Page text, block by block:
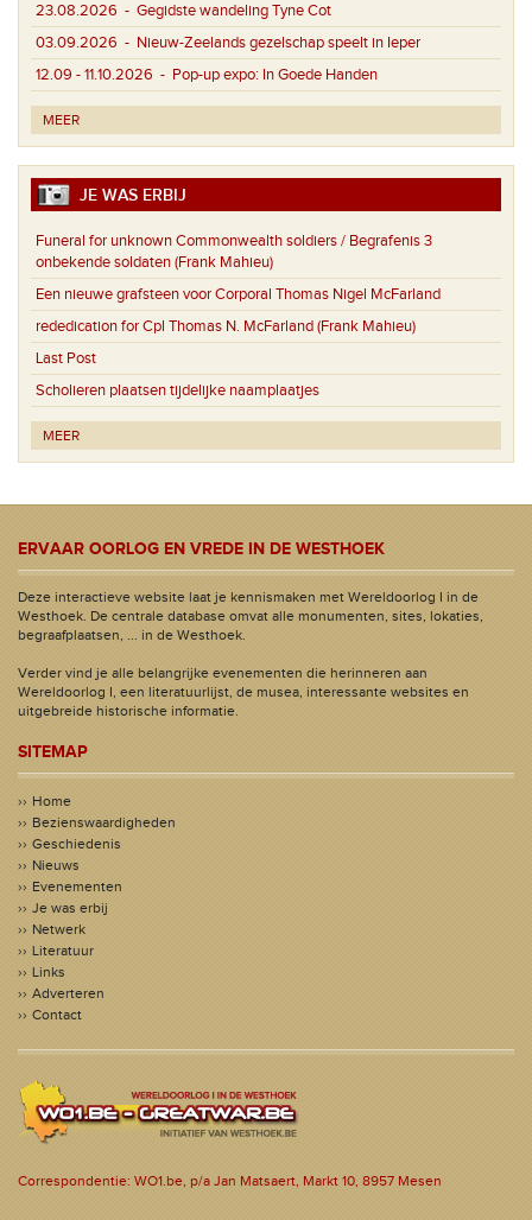
23.08.2026 - Gegidste wandeling Tyne Cot
03.09.2026 - Nieuw-Zeelands gezelschap speelt in Ieper
12.09 - 11.10.2026 - Pop-up expo: In Goede Handen
MEER
JE WAS ERBIJ
Funeral for unknown Commonwealth soldiers / Begrafenis 3
onbekende soldaten (Frank Mahieu)
Een nieuwe grafsteen voor Corporal Thomas Nigel McFarland
rededication for Cpl Thomas N. McFarland (Frank Mahieu)
Last Post
Scholieren plaatsen tijdelijke naamplaatjes
MEER
ERVAAR OORLOG EN VREDE IN DE WESTHOEK
Deze interactieve website laat je kennismaken met Wereldoorlog I in de
Westhoek. De centrale database omvat alle monumenten, sites, lokaties,
begraafplaatsen, ... in de Westhoek.
Verder vind je alle belangrijke evenementen die herinneren aan
Wereldoorlog I, een literatuurlijst, de musea, interessante websites en
uitgebreide historische informatie.
SITEMAP
Home
Bezienswaardigheden
Geschiedenis
Nieuws
Evenementen
Je was erbij
Netwerk
Literatuur
Links
Adverteren
Contact
Correspondentie: WO1.be, p/a Jan Matsaert, Markt 10, 8957 Mesen